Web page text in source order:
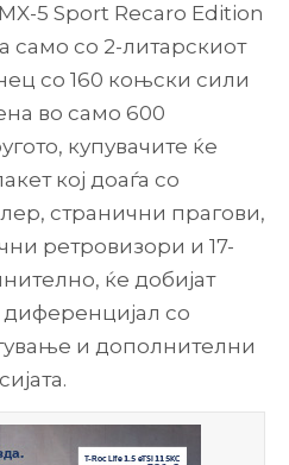
5 Sport Recaro Edition
само со 2-литарскиот
со 160 коњски сили
во само 600
купувачите ќе
кој доаѓа со
странични прагови,
ретровизори и 17-
ќе добијат
со
и дополнителни